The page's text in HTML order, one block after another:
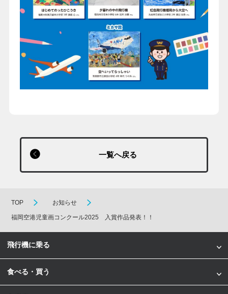
一覧へ戻る
TOP お知らせ
福岡空港児童画コンクール2025 入賞作品発表！！
飛行機に乗る
食べる・買う